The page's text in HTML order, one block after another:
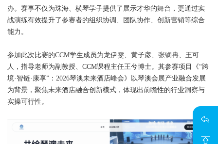
办。赛事不仅为珠海、横琴学子提供了展示才华的舞台，更通过实
战演练有效提升了参赛者的组织协调、团队协作、创新营销等综合
能力。
参加此次比赛的CCM学生成员为龙伊雯、黄子彦、张锎冉、王可
人，指导老师为副教授、 CCM课程主任王兮博士。其参赛项目《“跨
境·智链·康享”：2026琴澳未来酒店峰会》以琴澳会展产业融合发展
为背景，聚焦未来酒店融合创新模式，体现出前瞻性的行业洞察与
实操可行性。